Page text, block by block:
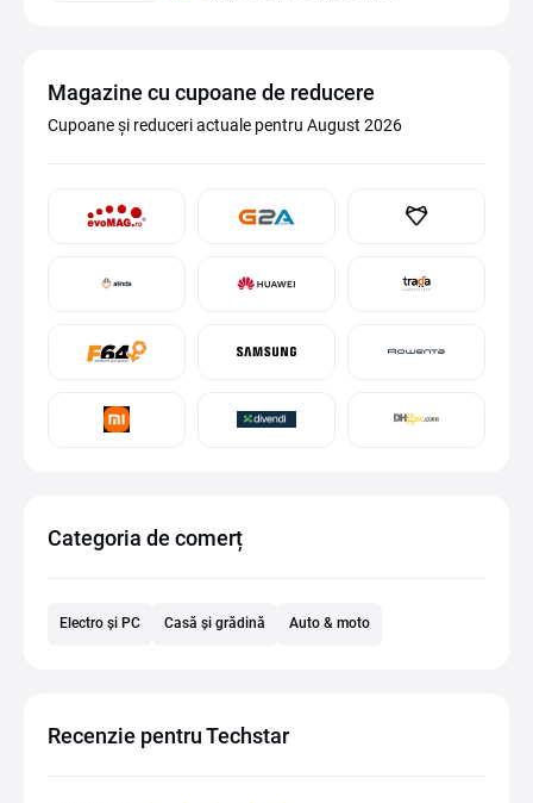
Magazine cu cupoane de reducere
Cupoane și reduceri actuale pentru August 2026
Categoria de comerț
Electro și PC Casă și grădină Auto & moto
Recenzie pentru Techstar